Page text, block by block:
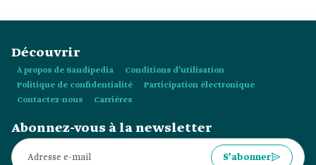
Découvrir
À propos de Saudipedia
Conditions d’utilisation
Politique de confidentialité
Participation électronique
Contactez-nous
Carrières
Abonnez-vous à la newsletter
S’abonner